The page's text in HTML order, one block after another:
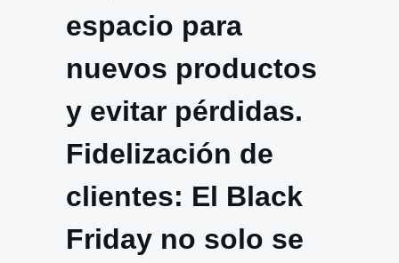
espacio para
nuevos productos
y evitar pérdidas.
Fidelización de
clientes: El Black
Friday no solo se